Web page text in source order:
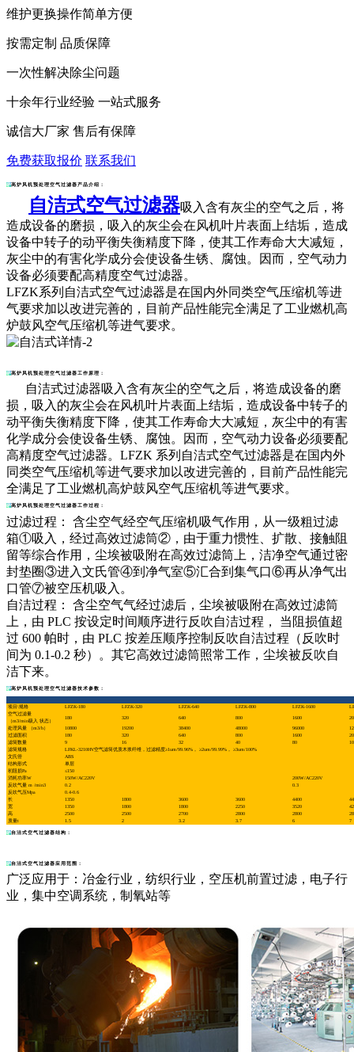
维护更换操作简单方便
按需定制 品质保障
一次性解决除尘问题
十余年行业经验 一站式服务
诚信大厂家 售后有保障
免费获取报价 联系我们
高炉风机预处理空气过滤器产品介绍：
自洁式空气过滤器吸入含有灰尘的空气之后，将
造成设备的磨损，吸入的灰尘会在风机叶片表面上结垢，造成
设备中转子的动平衡失衡精度下降，使其工作寿命大大减短，
灰尘中的有害化学成分会使设备生锈、腐蚀。因而，空气动力
设备必须要配高精度空气过滤器。
LFZK系列 自洁式空气过滤器是在国内外同类空气压缩机等进
气要求加以改进完善的，目前产品性能完全满足了工业燃机高
炉鼓风空气压缩机等进气要求。
高炉风机预处理空气过滤器工作原理：
自洁式过滤器吸入含有灰尘的空气之后，将造成设备的磨
损，吸入的灰尘会在风机叶片表面上结垢，造成设备中转子的
动平衡失衡精度下降，使其工作寿命大大减短，灰尘中的有害
化学成分会使设备生锈、腐蚀。因而，空气动力设备必须要配
高精度空气过滤器。LFZK 系列自洁式空气过滤器是在国内外
同类空气压缩机等进气要求加以改进完善的，目前产品性能完
全满足了工业燃机高炉鼓风空气压缩机等进气要求。
高炉风机预处理空气过滤器工作过程：
过滤过程： 含尘空气经空气压缩机吸气作用，从一级粗过滤
箱①吸入，经过高效过滤筒②，由于重力惯性、扩散、接触阻
留等综合作用，尘埃被吸附在高效过滤筒上，洁净空气通过密
封垫圈③进入文氏管④到净气室⑤汇合到集气口⑥再从净气出
口管⑦被空压机吸入。
自洁过程： 含尘空气气经过滤后，尘埃被吸附在高效过滤筒
上，由 PLC 按设定时间顺序进行反吹自洁过程， 当阻损值超
过 600 帕时，由 PLC 按差压顺序控制反吹自洁过程（反吹时
间为 0.1-0.2 秒）。其它高效过滤筒照常工作，尘埃被反吹自
洁下来。
高炉风机预处理空气过滤器技术参数：
项目\规格 LFZK-180 LFZK-320 LFZK-640 LFZK-800 LFZK-1600
空气过滤量
180
320 640 800 1600
（m3/min吸入 状态）
处理风量 （m3/h）
10800 19200 38400 48000 96000
过滤面积
180 320 640 800 1600
滤筒数量
9 16 32 40 80
滤筒规格
LFKL-3210HV空气滤筒优质木浆纤维，过滤精度≥1um/99.96%， ≥2um/99.99%， ≥3um/100%
文氏管
ABS
结构形式
单层
初阻损Pa
≤150
消耗功率W
150W/AC220V
200W/AC220V
反吹气量 m /min3
0.2
0.3
反吹气压Mpa
0.4-0.6
长
1350 1800 3600 3600 4400
宽
1350 1800 1800 2250 3520
高
2500 2500 2700 2800 2800
质量t
1.5 2 3.2 3.7 6 7
自洁式空气过滤器结构：
自洁式空气过滤器应用范围：
广泛应用于：冶金行业，纺织行业，空压机前置过滤，电子行
业，集中空调系统，制氧站等